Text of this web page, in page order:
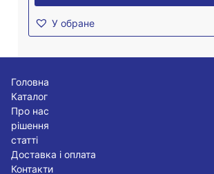
У обране
Головна
Каталог
Про нас
рішення
статті
Доставка і оплата
Контакти